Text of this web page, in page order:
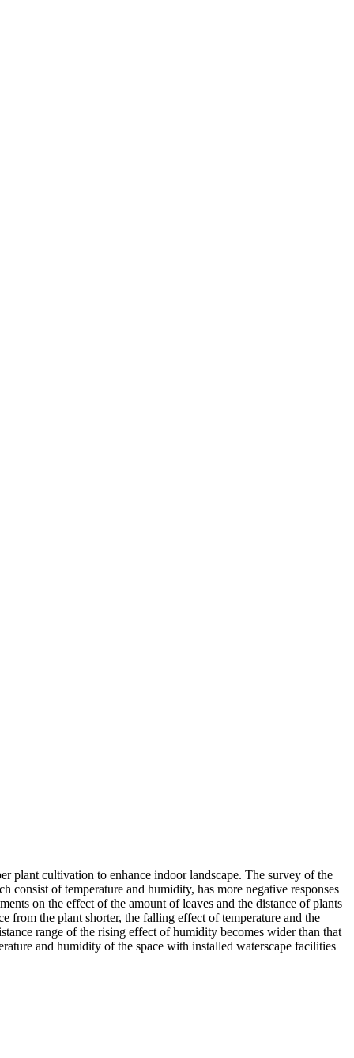
plant cultivation to enhance indoor landscape. The survey of the
of temperature and humidity, has more negative responses
on the effect of the amount of leaves and the distance of plants
from the plant shorter, the falling effect of temperature and the
range of the rising effect of humidity becomes wider than that
and humidity of the space with installed waterscape facilities